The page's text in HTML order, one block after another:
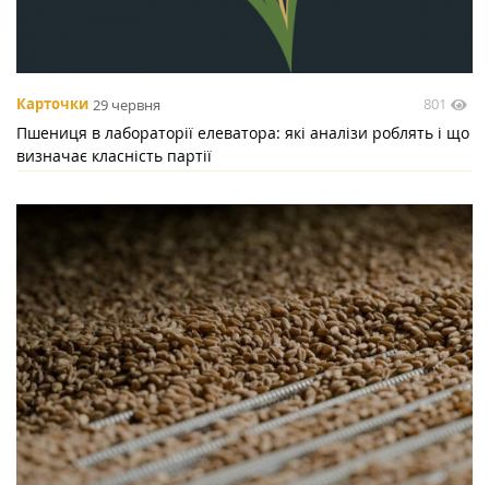
Карточки 29 червня 801
Пшениця в лабораторії елеватора: які аналізи роблять і що
визначає класність партії